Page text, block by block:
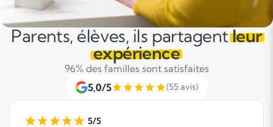
Parents, élèves, ils partagentleur
expérience
96% des familles sont satisfaites
5,0/5
(55 avis)
5/5